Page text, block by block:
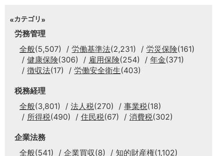
カテゴリ
労務管理
全般(5,507) 労働基準法(2,231) 労災保険(161)
健康保険(306) 雇用保険(254) 年金(371)
徴収法(17) 労働安全衛生(403)
税務経理
全般(3,801) 法人税(270) 事業税(18)
所得税(490) 住民税(67) 消費税(302)
企業法務
全般(541) 企業買収(8) 知的財産権(1,102)